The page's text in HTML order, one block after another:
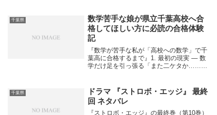
千葉県
数学苦手な娘が県立千葉高校へ合
格してほしい方に必読の合格体験
記
『数学が苦手な私が「高校への数学」で千
葉高に合格するまで』1. 最初の現実 ― 数
学だけ足を引っ張る「また二ケタか……」
付いた。国語や英語は平均以上。でも数学
だけ...
千葉県
ドラマ 『ストロボ・エッジ』 最終
回 ネタバレ
『ストロボ・エッジ』の最終巻（第10巻）